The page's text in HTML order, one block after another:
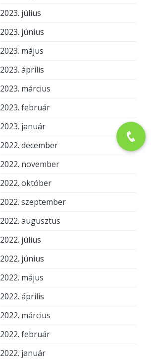
2023. július
2023. június
2023. május
2023. április
2023. március
2023. február
2023. január
2022. december
2022. november
2022. október
2022. szeptember
2022. augusztus
2022. július
2022. június
2022. május
2022. április
2022. március
2022. február
2022. január